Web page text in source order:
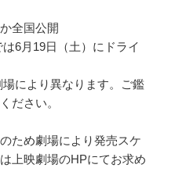
全国公開
6月19日（土）にドライ
により異なります。ご鑑
ださい。
ため劇場により発売スケ
上映劇場のHPにてお求め